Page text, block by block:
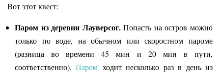
Вот этот квест:
Паром из деревни Лауверсог.Попасть на остров можно
только по воде, на обычном или скоростном пароме
(разница во времени 45 мин и 20 мин в пути,
соответственно).Паром ходит несколько раз в день из